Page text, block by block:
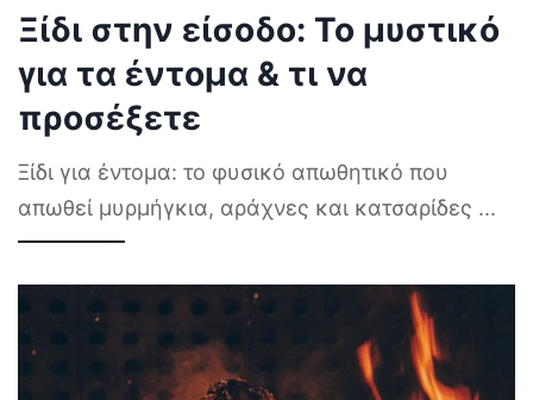
Ξίδι στην είσοδο: Το μυστικό
για τα έντομα & τι να
προσέξετε
Ξίδι για έντομα: το φυσικό απωθητικό που
απωθεί μυρμήγκια, αράχνες και κατσαρίδες ...